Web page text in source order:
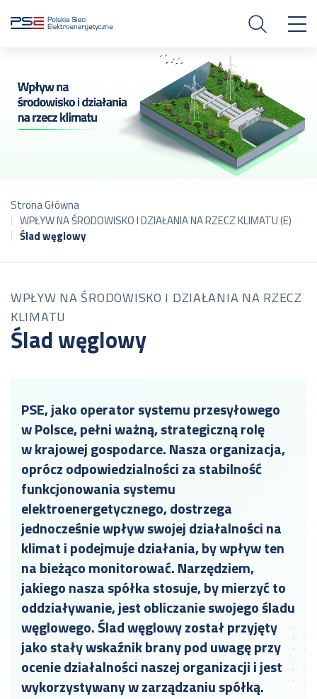
Strona Główna
WPŁYW NA ŚRODOWISKO I DZIAŁANIA NA RZECZ KLIMATU (E)
Ślad węglowy
WPŁYW NA ŚRODOWISKO I DZIAŁANIA NA RZECZ
KLIMATU
Ślad węglowy
PSE, jako operator systemu przesyłowego
w Polsce, pełni ważną, strategiczną rolę
w krajowej gospodarce. Nasza organizacja,
oprócz odpowiedzialności za stabilność
funkcjonowania systemu
elektroenergetycznego, dostrzega
jednocześnie wpływ swojej działalności na
klimat i podejmuje działania, by wpływ ten
na bieżąco monitorować. Narzędziem,
jakiego nasza spółka stosuje, by mierzyć to
oddziaływanie, jest obliczanie swojego śladu
węglowego. Ślad węglowy został przyjęty
jako stały wskaźnik brany pod uwagę przy
ocenie działalności naszej organizacji i jest
wykorzystywany w zarządzaniu spółką.